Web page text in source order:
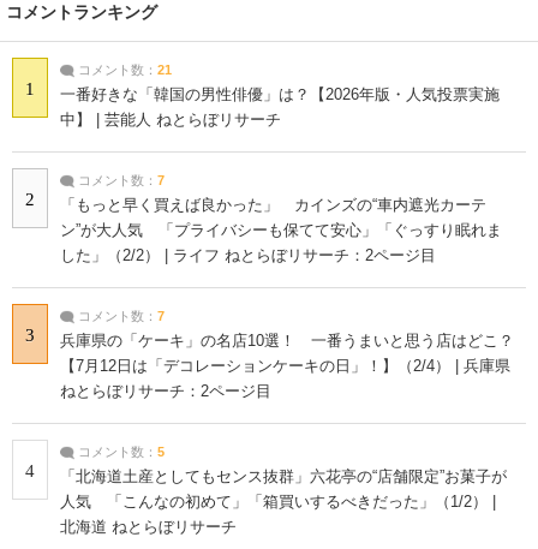
コメントランキング
1
コメント数： 21
一番好きな「韓国の男性俳優」は？【2026年版・人気投票実施
中】 | 芸能人 ねとらぼリサーチ
2
コメント数： 7
「もっと早く買えば良かった」 カインズの“車内遮光カーテ
ン”が大人気 「プライバシーも保てて安心」「ぐっすり眠れま
した」（2/2） | ライフ ねとらぼリサーチ：2ページ目
3
コメント数： 7
兵庫県の「ケーキ」の名店10選！ 一番うまいと思う店はどこ？
【7月12日は「デコレーションケーキの日」！】（2/4） | 兵庫県
ねとらぼリサーチ：2ページ目
4
コメント数： 5
「北海道土産としてもセンス抜群」六花亭の“店舗限定”お菓子が
人気 「こんなの初めて」「箱買いするべきだった」（1/2） |
北海道 ねとらぼリサーチ